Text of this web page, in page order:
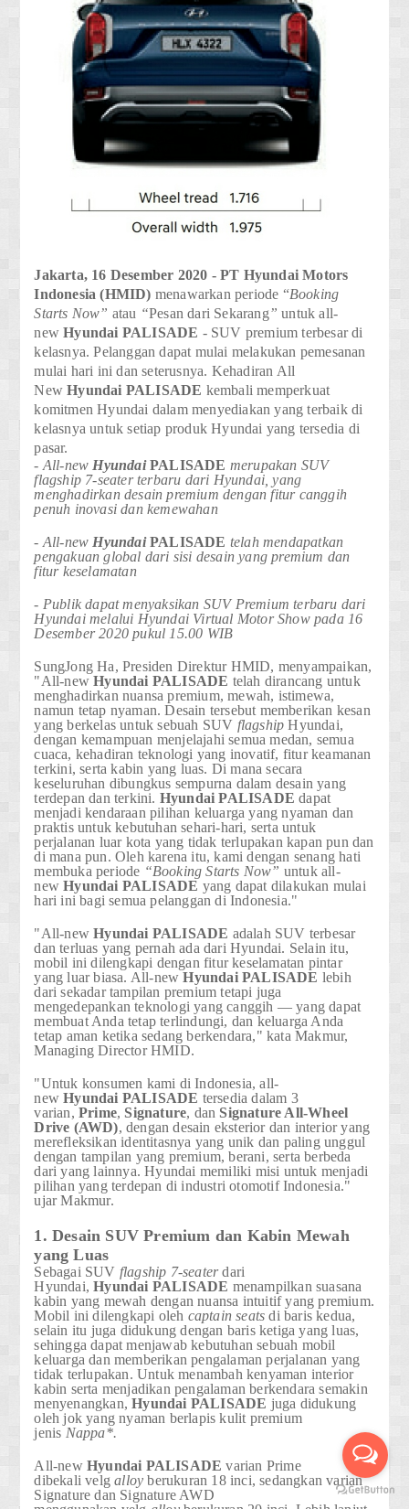
Jakarta, 16 Desember 2020 - PT Hyundai Motors
Indonesia (HMID) menawarkan periode “Booking
Starts Now” atau “Pesan dari Sekarang” untukall-
newHyundai PALISADE - SUV premium terbesar di
kelasnya. Pelanggan dapat mulai melakukan pemesanan
mulai hari ini dan seterusnya. Kehadiran All
NewHyundai PALISADE kembali memperkuat
komitmen Hyundai dalam menyediakan yang terbaik di
kelasnya untuk setiap produk Hyundai yang tersedia di
pasar.
- All-new HyundaiPALISADE merupakan SUV
flagship 7-seater terbaru dari Hyundai, yang
menghadirkan desain premium dengan fitur canggih
penuh inovasi dan kemewahan
- All-new HyundaiPALISADE telah mendapatkan
pengakuan global dari sisi desain yang premium dan
fitur keselamatan
- Publik dapat menyaksikan SUV Premium terbaru dari
Hyundai melalui Hyundai Virtual Motor Show pada 16
Desember 2020 pukul 15.00 WIB
SungJong Ha, Presiden Direktur HMID, menyampaikan,
"All-new Hyundai PALISADE telah dirancang untuk
menghadirkan nuansa premium, mewah, istimewa,
namun tetap nyaman. Desain tersebut memberikan kesan
yang berkelas untuk sebuah SUV flagship Hyundai,
dengan kemampuan menjelajahi semua medan, semua
cuaca, kehadiran teknologi yang inovatif, fitur keamanan
terkini, serta kabin yang luas. Di mana secara
keseluruhan dibungkus sempurna dalam desain yang
terdepan dan terkini. HyundaiPALISADEdapat
menjadi kendaraan pilihan keluarga yang nyaman dan
praktis untuk kebutuhan sehari-hari, serta untuk
perjalanan luar kota yang tidak terlupakan kapan pun dan
di mana pun. Oleh karena itu, kami dengan senang hati
membuka periode “Booking Starts Now” untuk all-
new Hyundai PALISADE yang dapat dilakukan mulai
hari ini bagi semua pelanggan di Indonesia."
"All-newHyundai PALISADE adalah SUV terbesar
dan terluas yang pernah ada dari Hyundai. Selain itu,
mobil ini dilengkapi dengan fitur keselamatan pintar
yang luar biasa. All-newHyundaiPALISADE lebih
dari sekadar tampilan premium tetapi juga
mengedepankan teknologi yang canggih — yang dapat
membuat Anda tetap terlindungi, dan keluarga Anda
tetap aman ketika sedang berkendara," kataMakmur,
Managing Director HMID.
"Untuk konsumen kami di Indonesia, all-
newHyundai PALISADE tersedia dalam 3
varian,Prime, Signature, dan Signature All-Wheel
Drive (AWD), dengan desain eksterior dan interior yang
merefleksikan identitasnya yang unik dan paling unggul
dengan tampilan yang premium, berani, serta berbeda
dari yang lainnya. Hyundai memiliki misi untuk menjadi
pilihan yang terdepan di industri otomotif Indonesia."
ujar Makmur.
1. Desain SUV Premium dan Kabin Mewah
yang Luas
Sebagai SUV flagship 7-seaterdari
Hyundai,Hyundai PALISADE menampilkan suasana
kabin yang mewah dengan nuansa intuitif yang premium.
Mobil ini dilengkapi oleh captain seats di baris kedua,
selain itu juga didukung dengan baris ketiga yang luas,
sehingga dapat menjawab kebutuhan sebuah mobil
keluarga dan memberikan pengalaman perjalanan yang
tidak terlupakan. Untuk menambah kenyaman interior
kabin serta menjadikan pengalaman berkendara semakin
menyenangkan,Hyundai PALISADE juga didukung
oleh jok yang nyaman berlapis kulit premium
jenis Nappa*.
All-newHyundai PALISADEvarian Prime
dibekalivelgalloyberukuran 18 inci, sedangkan varian
Signature dan Signature AWD